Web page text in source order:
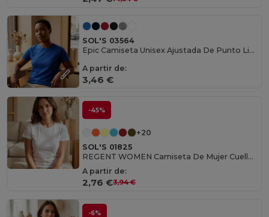
SOL'S 03564
Epic Camiseta Unisex Ajustada De Punto Liso Y Cuello Redondo
A partir de:
3,46 €
-45%
+20
SOL'S 01825
REGENT WOMEN Camiseta De Mujer Cuello Redondo
A partir de:
2,76 €3,94 €
-6%